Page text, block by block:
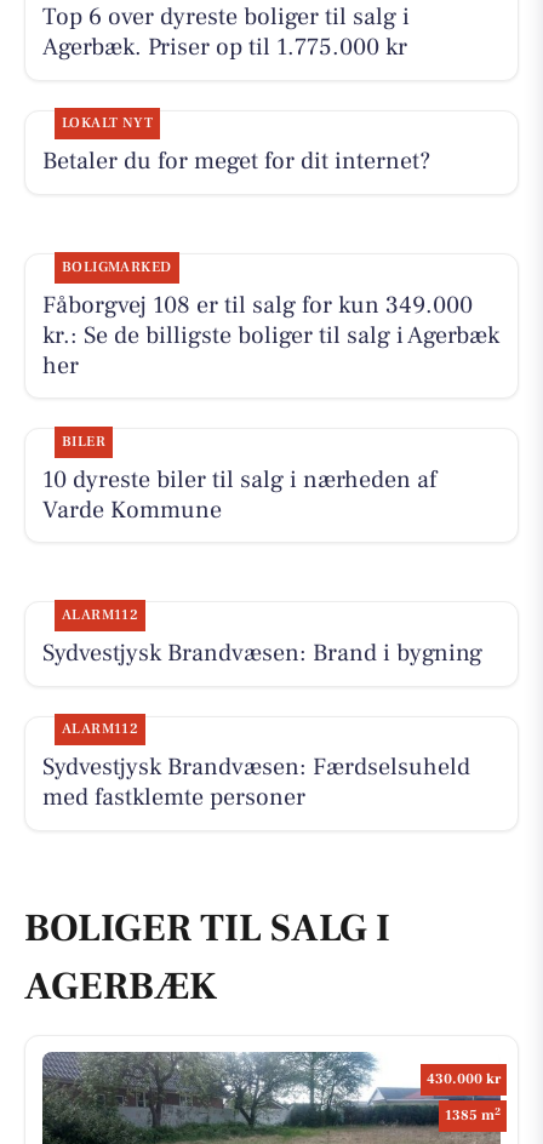
Top 6 over dyreste boliger til salg i
Agerbæk. Priser op til 1.775.000 kr
LOKALT NYT
Betaler du for meget for dit internet?
BOLIGMARKED
Fåborgvej 108 er til salg for kun 349.000
kr.: Se de billigste boliger til salg i Agerbæk
her
BILER
10 dyreste biler til salg i nærheden af
Varde Kommune
ALARM112
Sydvestjysk Brandvæsen: Brand i bygning
ALARM112
Sydvestjysk Brandvæsen: Færdselsuheld
med fastklemte personer
BOLIGER TIL SALG I
AGERBÆK
430.000 kr
1385 m2